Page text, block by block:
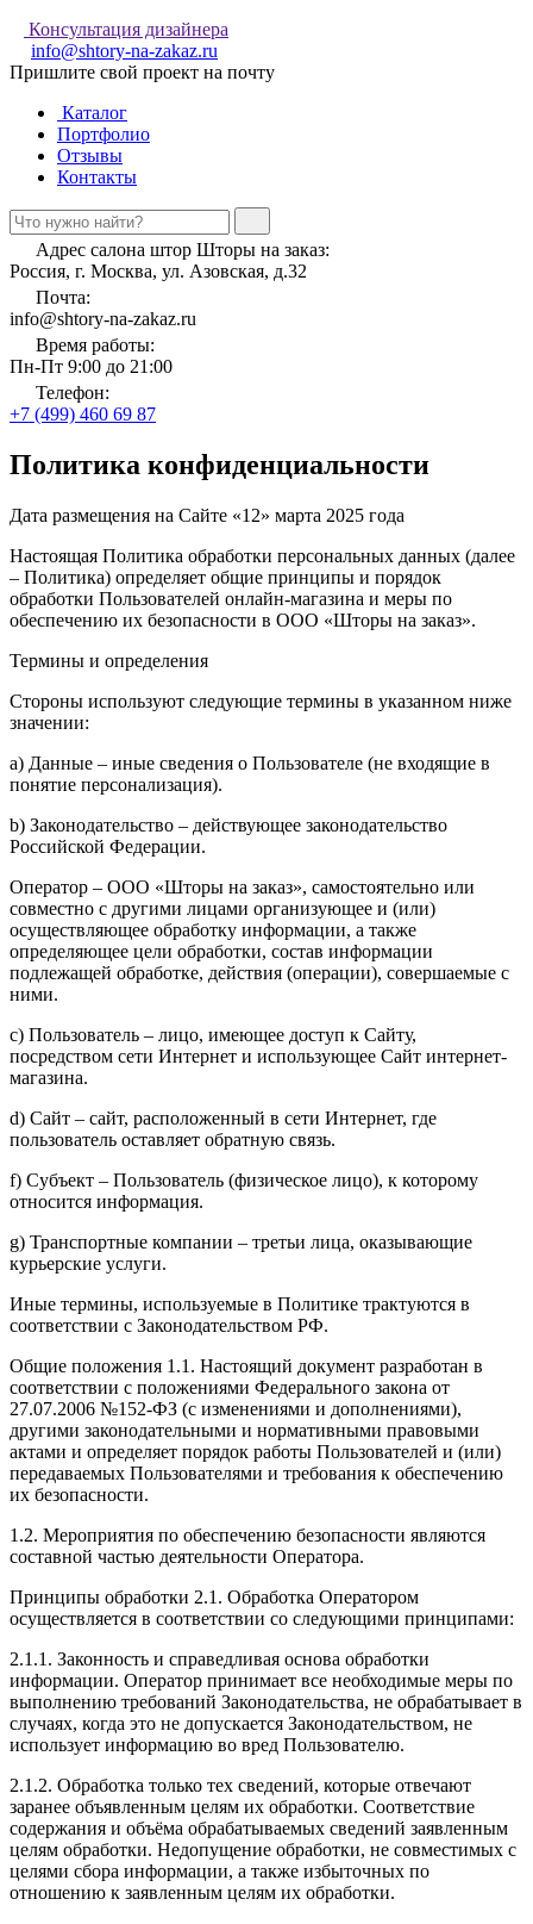
Консультация дизайнера
info@shtory-na-zakaz.ru
Пришлите свой проект на почту
Каталог
Портфолио
Отзывы
Контакты
Адрес салона штор Шторы на заказ:
Россия, г. Москва, ул. Азовская, д.32
Почта:
info@shtory-na-zakaz.ru
Время работы:
Пн-Пт 9:00 до 21:00
Телефон:
+7 (499) 460 69 87
Политика конфиденциальности
Дата размещения на Сайте «12» марта 2025 года
Настоящая Политика обработки персональных данных (далее
– Политика) определяет общие принципы и порядок
обработки Пользователей онлайн-магазина и меры по
обеспечению их безопасности в ООО «Шторы на заказ».
Термины и определения
Стороны используют следующие термины в указанном ниже
значении:
a) Данные – иные сведения о Пользователе (не входящие в
понятие персонализация).
b) Законодательство – действующее законодательство
Российской Федерации.
Оператор – ООО «Шторы на заказ», самостоятельно или
совместно с другими лицами организующее и (или)
осуществляющее обработку информации, а также
определяющее цели обработки, состав информации
подлежащей обработке, действия (операции), совершаемые с
ними.
c) Пользователь – лицо, имеющее доступ к Сайту,
посредством сети Интернет и использующее Сайт интернет-
магазина.
d) Сайт – сайт, расположенный в сети Интернет, где
пользователь оставляет обратную связь.
f) Субъект – Пользователь (физическое лицо), к которому
относится информация.
g) Транспортные компании – третьи лица, оказывающие
курьерские услуги.
Иные термины, используемые в Политике трактуются в
соответствии с Законодательством РФ.
Общие положения 1.1. Настоящий документ разработан в
соответствии с положениями Федерального закона от
27.07.2006 №152-ФЗ (с изменениями и дополнениями),
другими законодательными и нормативными правовыми
актами и определяет порядок работы Пользователей и (или)
передаваемых Пользователями и требования к обеспечению
их безопасности.
1.2. Мероприятия по обеспечению безопасности являются
составной частью деятельности Оператора.
Принципы обработки 2.1. Обработка Оператором
осуществляется в соответствии со следующими принципами:
2.1.1. Законность и справедливая основа обработки
информации. Оператор принимает все необходимые меры по
выполнению требований Законодательства, не обрабатывает в
случаях, когда это не допускается Законодательством, не
использует информацию во вред Пользователю.
2.1.2. Обработка только тех сведений, которые отвечают
заранее объявленным целям их обработки. Соответствие
содержания и объёма обрабатываемых сведений заявленным
целям обработки. Недопущение обработки, не совместимых с
целями сбора информации, а также избыточных по
отношению к заявленным целям их обработки.